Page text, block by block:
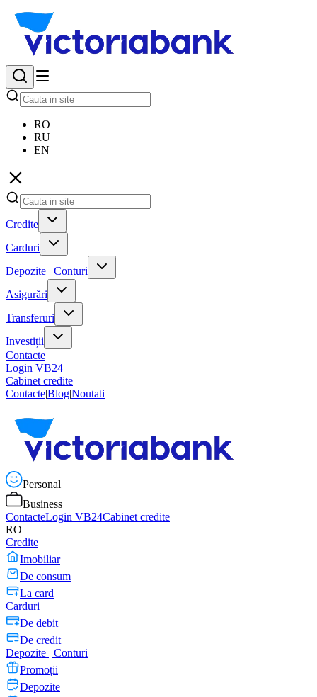
RO
RU
EN
Credite
Carduri
Depozite | Conturi
Asigurări
Transferuri
Investiții
Contacte
Login VB24
Cabinet credite
Contacte|Blog|Noutati
Personal
Business
ContacteLogin VB24Cabinet credite
RO
Credite
Imobiliar
De consum
La card
Carduri
De debit
De credit
Depozite | Conturi
Promoții
Depozite